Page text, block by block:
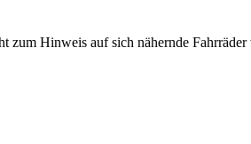
zum Hinweis auf sich nähernde